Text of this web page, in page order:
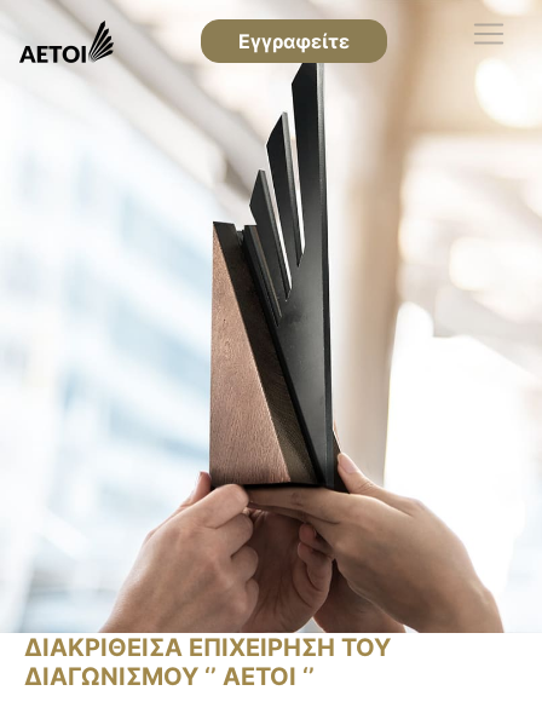
Εγγραφείτε
ΔΙΑΚΡΙΘΕΙΣΑ ΕΠΙΧΕΙΡΗΣΗ ΤΟΥ
ΔΙΑΓΩΝΙΣΜΟΥ ‘’ ΑΕΤΟΙ ‘’